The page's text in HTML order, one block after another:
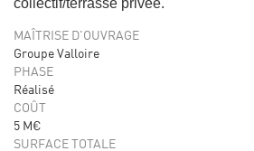
MAÎTRISE D'OUVRAGE
Groupe Valloire
PHASE
Réalisé
COÛT
5 M€
SURFACE TOTALE